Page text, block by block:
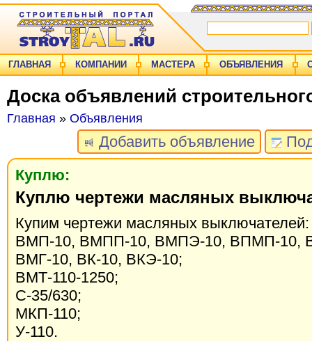
ГЛАВНАЯ КОМПАНИИ МАСТЕРА ОБЪЯВЛЕНИЯ
Доска объявлений
Главная » Объявления
Добавить объявление
Куплю:
Куплю чертежи масляных
Купим чертежи масляных выключателей:
ВМП-10, ВМПП-10, ВМПЭ-10, ВПМП-10,
ВМГ-10, ВК-10, ВКЭ-10;
ВМТ-110-1250;
С-35/630;
МКП-110;
У-110.